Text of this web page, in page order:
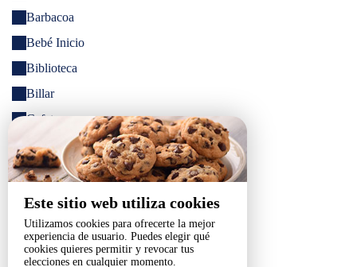
Este sitio web utiliza cookies
Utilizamos cookies para ofrecerte la mejor
experiencia de usuario. Puedes elegir qué
cookies quieres permitir y revocar tus
elecciones en cualquier momento.
Barbacoa
Bebé Inicio
Biblioteca
Billar
Cafetera
Cama para niño
Campana extractora
Canoë-kayak
Columpio
Cuna (bajo petición)